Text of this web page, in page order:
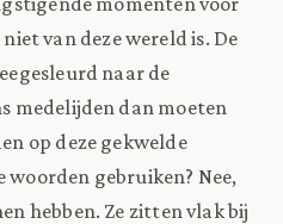
van deze wereld is. De
naar de
medelijden dan moeten
op deze gekwelde
woorden gebruiken? Nee,
hebben. Ze zitten vlak bij